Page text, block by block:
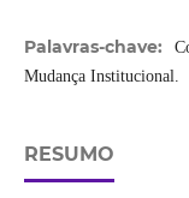
Palavras-chave:
Mudança Institucional.
RESUMO